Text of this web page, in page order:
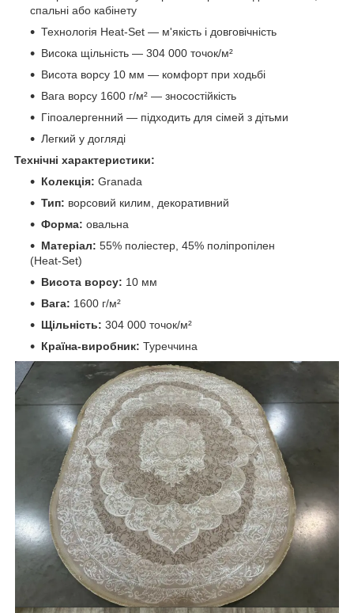
спальні або кабінету
Технологія Heat‑Set — м'якість і довговічність
Висока щільність — 304 000 точок/м²
Висота ворсу 10 мм — комфорт при ходьбі
Вага ворсу 1600 г/м² — зносостійкість
Гіпоалергенний — підходить для сімей з дітьми
Легкий у догляді
Технічні характеристики:
Колекція: Granada
Тип: ворсовий килим, декоративний
Форма: овальна
Матеріал: 55% поліестер, 45% поліпропілен
(Heat‑Set)
Висота ворсу: 10 мм
Вага: 1600 г/м²
Щільність: 304 000 точок/м²
Країна-виробник: Туреччина